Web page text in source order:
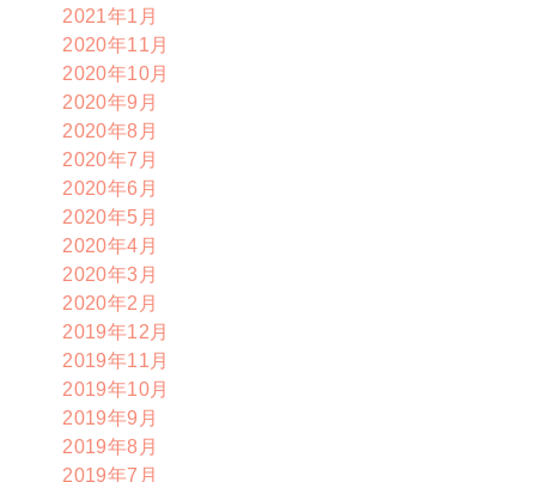
2021年1月
2020年11月
2020年10月
2020年9月
2020年8月
2020年7月
2020年6月
2020年5月
2020年4月
2020年3月
2020年2月
2019年12月
2019年11月
2019年10月
2019年9月
2019年8月
2019年7月